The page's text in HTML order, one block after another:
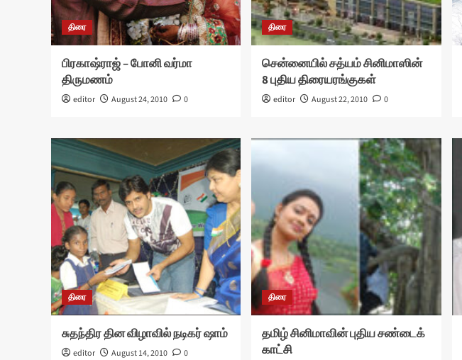
திரை
பி‌ரகா‌ஷ்‌ரா‌ஜ்‌ – போ‌னி‌ வர்‌மா‌
தி‌ருமணம்
editor August 24, 2010 0
திரை
சென்னையில் சத்யம் சினிமாஸின்
8 புதிய திரையரங்குகள்
editor August 22, 2010 0
திரை
சுதந்திர தின விழாவில் நடிகர் ஷாம்
editor August 14, 2010 0
திரை
தமிழ் சினிமாவின் புதிய சண்டைக்
காட்சி